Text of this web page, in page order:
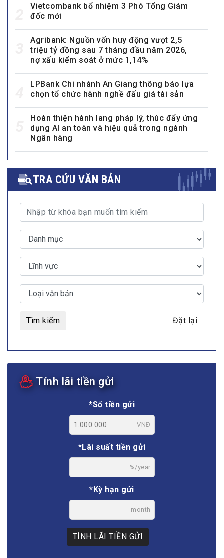
Vietcombank bổ nhiệm 3 Phó Tổng Giám
đốc mới
Agribank: Nguồn vốn huy động vượt 2,5
triệu tỷ đồng sau 7 tháng đầu năm 2026,
nợ xấu kiểm soát ở mức 1,14%
LPBank Chi nhánh An Giang thông báo lựa
chọn tổ chức hành nghề đấu giá tài sản
Hoàn thiện hành lang pháp lý, thúc đẩy ứng
dụng AI an toàn và hiệu quả trong ngành
Ngân hàng
TRA CỨU VĂN BẢN
Tìm kiếm Đặt lại
Tính lãi tiền gửi
*Số tiền gửi
VNĐ
*Lãi suất tiền gửi
%/year
*Kỳ hạn gửi
month
TÍNH LÃI TIỀN GỬI